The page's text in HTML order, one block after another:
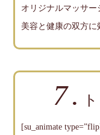
オリジナルマッサー
美容と健康の双方に
7.
[su_animate